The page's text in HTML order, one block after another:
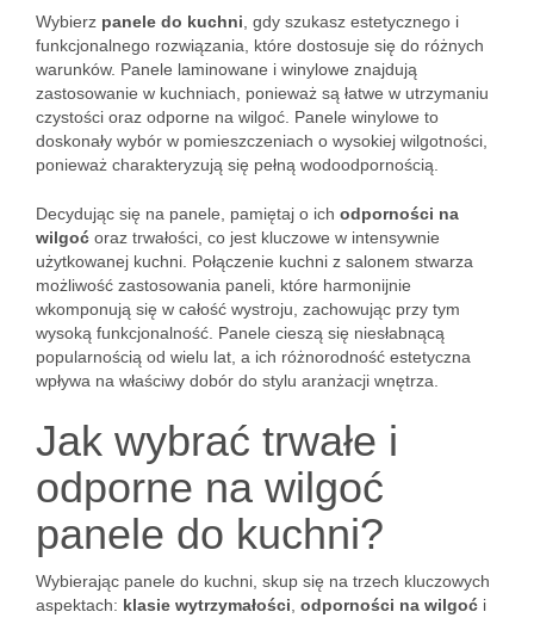
Wybierz panele do kuchni , gdy szukasz estetycznego i
funkcjonalnego rozwiązania, które dostosuje się do różnych
warunków. Panele laminowane i winylowe znajdują
zastosowanie w kuchniach, ponieważ są łatwe w utrzymaniu
czystości oraz odporne na wilgoć. Panele winylowe to
doskonały wybór w pomieszczeniach o wysokiej wilgotności,
ponieważ charakteryzują się pełną wodoodpornością.
Decydując się na panele, pamiętaj o ich odporności na
wilgoć oraz trwałości, co jest kluczowe w intensywnie
użytkowanej kuchni. Połączenie kuchni z salonem stwarza
możliwość zastosowania paneli, które harmonijnie
wkomponują się w całość wystroju, zachowując przy tym
wysoką funkcjonalność. Panele cieszą się niesłabnącą
popularnością od wielu lat, a ich różnorodność estetyczna
wpływa na właściwy dobór do stylu aranżacji wnętrza.
Jak wybrać trwałe i
odporne na wilgoć
panele do kuchni?
Wybierając panele do kuchni, skup się na trzech kluczowych
aspektach: klasie wytrzymałości odporności na wilgoć i